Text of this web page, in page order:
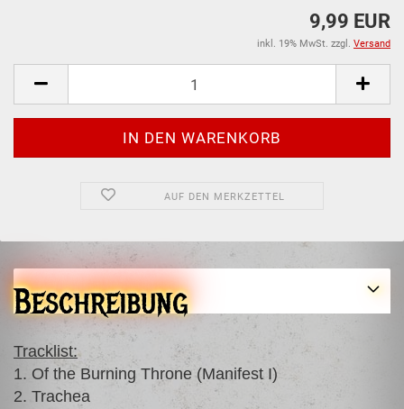
9,99 EUR
inkl. 19% MwSt. zzgl. Versand
AUF DEN MERKZETTEL
Beschreibung
Tracklist:
1. Of the Burning Throne (Manifest I)
2. Trachea